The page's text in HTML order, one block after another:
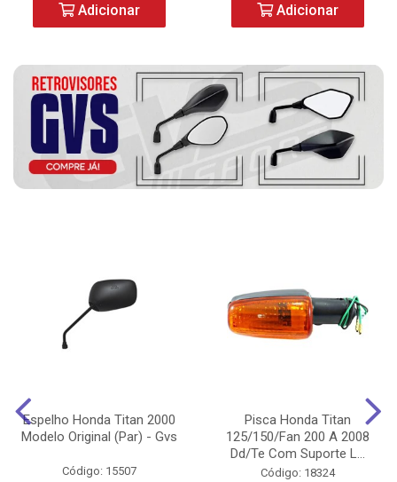
Adicionar Adicionar
Espelho Honda Titan 2000
Modelo Original (Par) - Gvs
Código: 15507
Pisca Honda Titan
125/150/Fan 200 A 2008
Dd/Te Com Suporte L...
Código: 18324